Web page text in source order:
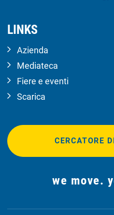
LINKS
Azienda
Mediateca
Fiere e eventi
Scarica
CERCATORE
we move.